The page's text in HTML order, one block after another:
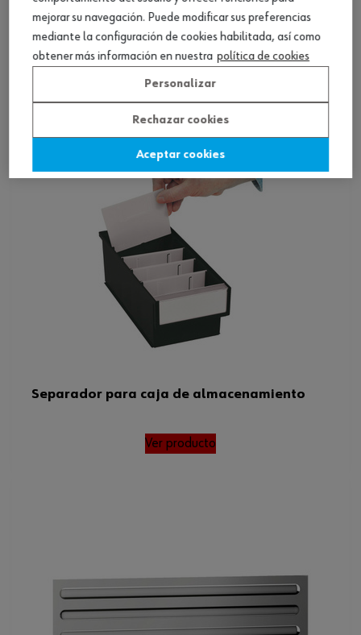
Caja de plástico para maletín de chapa de
acero
Ver producto
Separador para caja de almacenamiento
Ver producto
mejorar su navegación. Puede modificar sus preferencias
mediante la configuración de cookies habilitada, así como
obtener más información en nuestra política de cookies
Personalizar
Rechazar cookies
Aceptar cookies